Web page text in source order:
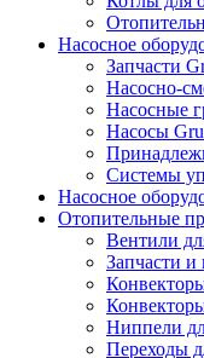
Насосное
Запчасти
Насосно-
Насосные
Насосы
Системы
Насосное
Отопительные
Вентили
Запчасти
Ниппели
Переходы